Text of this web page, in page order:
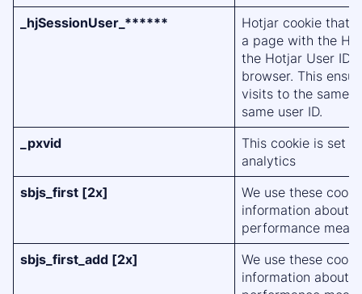
_hjSessionUser_******
Hotjar cookie that
a page with the
the Hotjar User ID,
browser. This
visits to the same
same user ID.
_pxvid
This cookie is set
analytics
sbjs_first [2x]
We use these
information about
performance
sbjs_first_add [2x]
We use these
information about